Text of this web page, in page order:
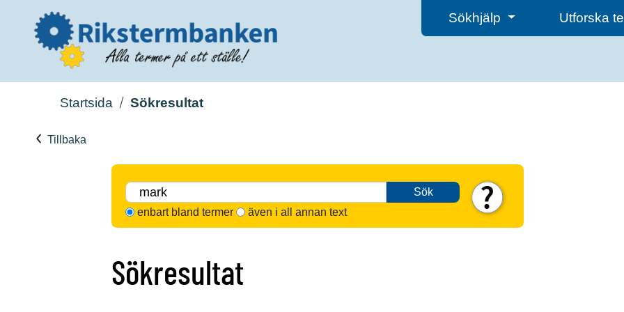
Sökhjälp Utforska
Startsida Sökresultat
Tillbaka
Sök
enbart bland termer
även i all annan text
Sökresultat